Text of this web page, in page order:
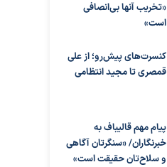
«تخریب آنها بی‌انصافی
است»
کنسرت‌های پیش‌رو؛ از علی
قمصری تا مجید انتظامی
پیام مهم قالیباف به
خبرنگاران/ «سنگرتان آگاهی
و سلاح‌تان حقیقت است»